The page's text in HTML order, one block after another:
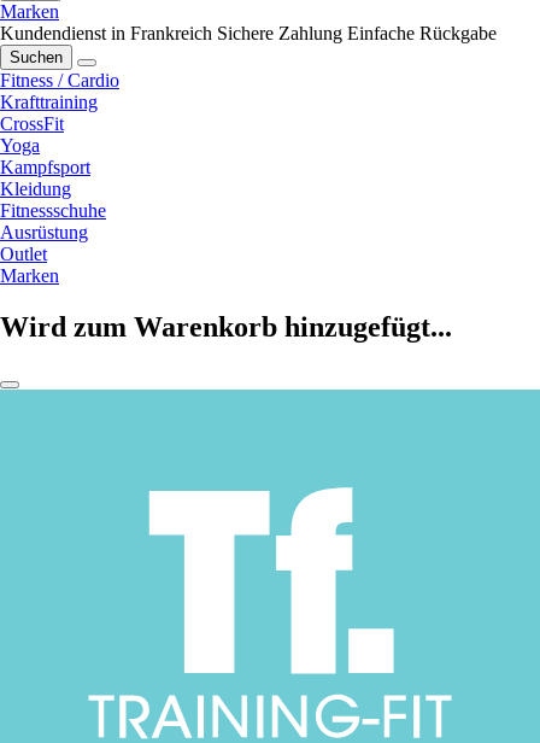
Marken
Kundendienst in Frankreich Sichere Zahlung Einfache Rückgabe
Suchen
Fitness / Cardio
Krafttraining
CrossFit
Yoga
Kampfsport
Kleidung
Fitnessschuhe
Ausrüstung
Outlet
Marken
Wird zum Warenkorb hinzugefügt...